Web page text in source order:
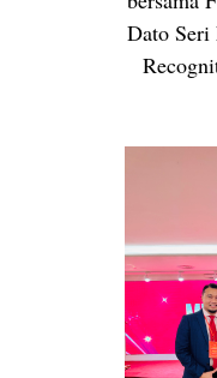
Dato